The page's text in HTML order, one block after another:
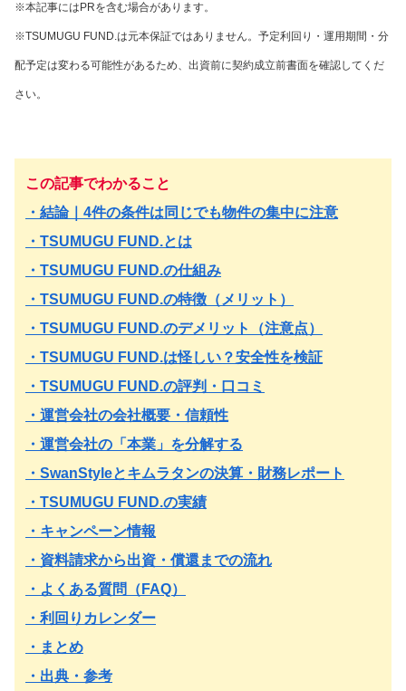
※本記事にはPRを含む場合があります。
※TSUMUGU FUND.は元本保証ではありません。予定利回り・運用期間・分
配予定は変わる可能性があるため、出資前に契約成立前書面を確認してくだ
さい。
この記事でわかること
・結論｜4件の条件は同じでも物件の集中に注意
・TSUMUGU FUND.とは
・TSUMUGU FUND.の仕組み
・TSUMUGU FUND.の特徴（メリット）
・TSUMUGU FUND.のデメリット（注意点）
・TSUMUGU FUND.は怪しい？安全性を検証
・TSUMUGU FUND.の評判・口コミ
・運営会社の会社概要・信頼性
・運営会社の「本業」を分解する
・SwanStyleとキムラタンの決算・財務レポート
・TSUMUGU FUND.の実績
・キャンペーン情報
・資料請求から出資・償還までの流れ
・よくある質問（FAQ）
・利回りカレンダー
・まとめ
・出典・参考